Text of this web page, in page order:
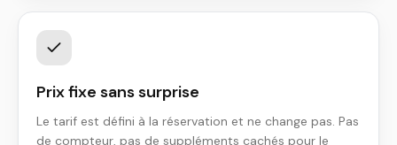
Prix fixe sans surprise
Le tarif est défini à la réservation et ne change pas. Pas
de compteur, pas de suppléments cachés pour le